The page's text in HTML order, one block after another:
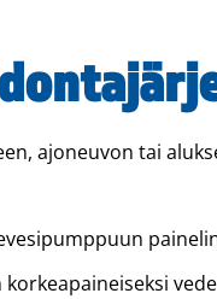
ajoneuvon tai